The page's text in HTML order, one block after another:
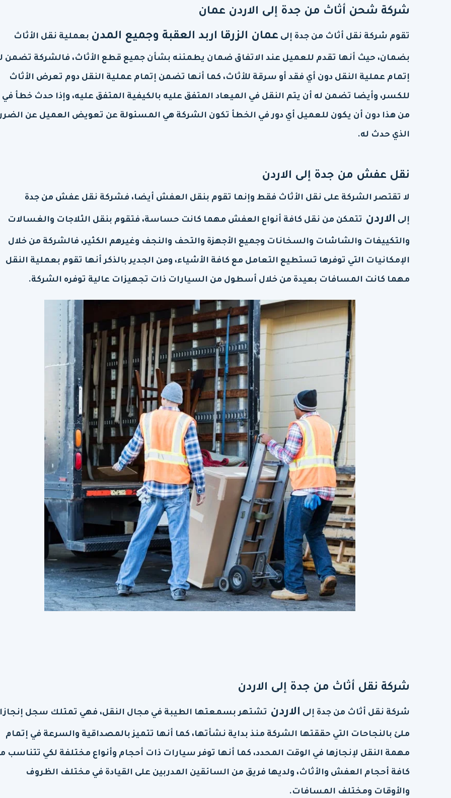
شركة شحن أثاث من جدة إلى الاردن عمان
تقوم شركة نقل أثاث من جدة إلى عمان الزرقا اربد العقبة وجميع المدن بعملية نقل الأثاث
بضمان، حيث أنها تقدم للعميل عند الاتفاق ضمان يطمئنه بشأن جميع قطع الأثاث، فالشركة تضمن
إتمام عملية النقل دون أي فقد أو سرقة للأثاث، كما أنها تضمن إتمام عملية النقل دوم تعرض الأثاث
للكسر، وأيضا تضمن له أن يتم النقل في الميعاد المتفق عليه بالكيفية المتفق عليه، وإذا حدث خطأ في
من هذا دون أن يكون للعميل أي دور في الخطأ تكون الشركة هي المسئولة عن تعويض العميل عن
الذي حدث له.
نقل عفش من جدة إلى الاردن
لا تقتصر الشركة على نقل الأثاث فقط وإنما تقوم بنقل العفش أيضا، فشركة نقل عفش من جدة
إلى الاردن تتمكن من نقل كافة أنواع العفش مهما كانت حساسة، فتقوم بنقل الثلاجات والغسالات
والتكييفات والشاشات والسخانات وجميع الأجهزة والتحف والنجف وغيرهم الكثير، فالشركة من خلال
الإمكانيات التي توفرها تستطيع التعامل مع كافة الأشياء، ومن الجدير بالذكر أنها تقوم بعملية النقل
مهما كانت المسافات بعيدة من خلال أسطول من السيارات ذات تجهيزات عالية توفره الشركة.
شركة نقل أثاث من جدة إلى الاردن
شركة نقل أثاث من جدة إلى الاردن تشتهر بسمعتها الطيبة في مجال النقل، فهي تمتلك سجل
ملئ بالنجاحات التي حققتها الشركة منذ بداية نشأتها، كما أنها تتميز بالمصداقية والسرعة في إتمام
مهمة النقل لإنجازها في الوقت المحدد، كما أنها توفر سيارات ذات أحجام وأنواع مختلفة لكي تتناسب
كافة أحجام العفش والأثاث، ولديها فريق من السائقين المدربين على القيادة في مختلف الظروف
والأوقات ومختلف المسافات.